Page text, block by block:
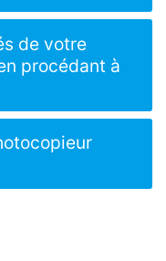
de votre
procédant à